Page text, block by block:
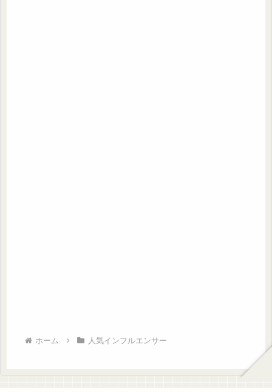
ホーム 人気インフルエンサー